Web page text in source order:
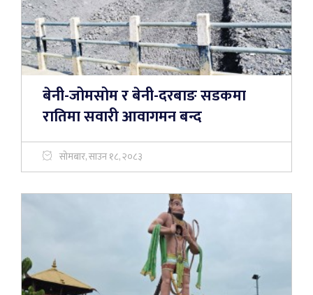
बेनी-जोमसोम र बेनी-दरबाङ सडकमा
रातिमा सवारी आवागमन बन्द
सोमबार, साउन १८, २०८३